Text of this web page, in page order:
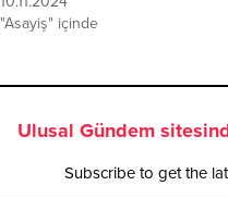
"Asayiş" içinde
Ulusal Gündem
Subscribe to get the